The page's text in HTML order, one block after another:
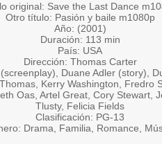
original: Save the Last Dance
Otro título: Pasión y baile m1080p
Año: (2001)
Duración: 113 min
País: USA
Dirección: Thomas Carter
Duane Adler (story),
Kerry Washington, Fredro
Oas, Artel Great, Cory Stewart,
Tlusty, Felicia Fields
Clasificación: PG-13
Drama, Familia, Romance,